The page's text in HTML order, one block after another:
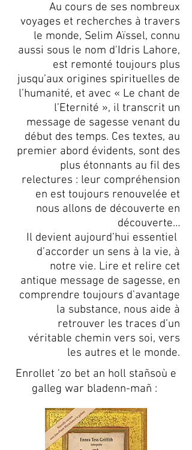
Au cours de ses nombreux
voyages et recherches à travers
le monde, Selim Aïssel, connu
aussi sous le nom d'Idris Lahore,
est remonté toujours plus
jusqu’aux origines spirituelles de
l’humanité, et avec « Le chant de
l’Eternité », il transcrit un
message de sagesse venant du
début des temps. Ces textes, au
premier abord évidents, sont des
plus étonnants au fil des
relectures : leur compréhension
en est toujours renouvelée et
nous allons de découverte en
découverte…
Il devient aujourd’hui essentiel
d’accorder un sens à la vie, à
notre vie. Lire et relire cet
antique message de sagesse, en
comprendre toujours d’avantage
la substance, nous aide à
retrouver les traces d’un
véritable chemin vers soi, vers
les autres et le monde.
Enrollet 'zo bet an holl stañsoù e
galleg war bladenn-mañ :